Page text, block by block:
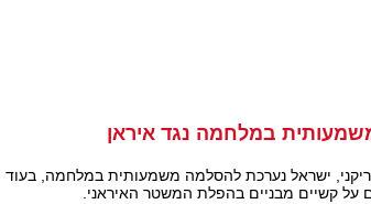
במלחמה נגד איראן
ישראל נערכת להסלמה משמעותית במלחמה, בעוד
על קשיים מבניים בהפלת המשטר האיראני.